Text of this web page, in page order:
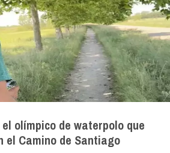
olímpico de waterpolo que
el Camino de Santiago